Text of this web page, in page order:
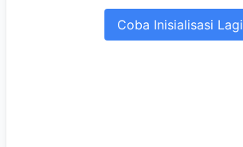
Coba Inisialisasi Lagi